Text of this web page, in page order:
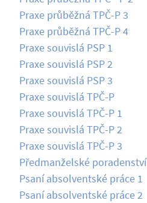
Praxe průběžná TPČ-P 3
Praxe průběžná TPČ-P 4
Praxe souvislá PSP 1
Praxe souvislá PSP 2
Praxe souvislá PSP 3
Praxe souvislá TPČ-P
Praxe souvislá TPČ-P 1
Praxe souvislá TPČ-P 2
Praxe souvislá TPČ-P 3
Předmanželské poradenství
Psaní absolventské práce 1
Psaní absolventské práce 2